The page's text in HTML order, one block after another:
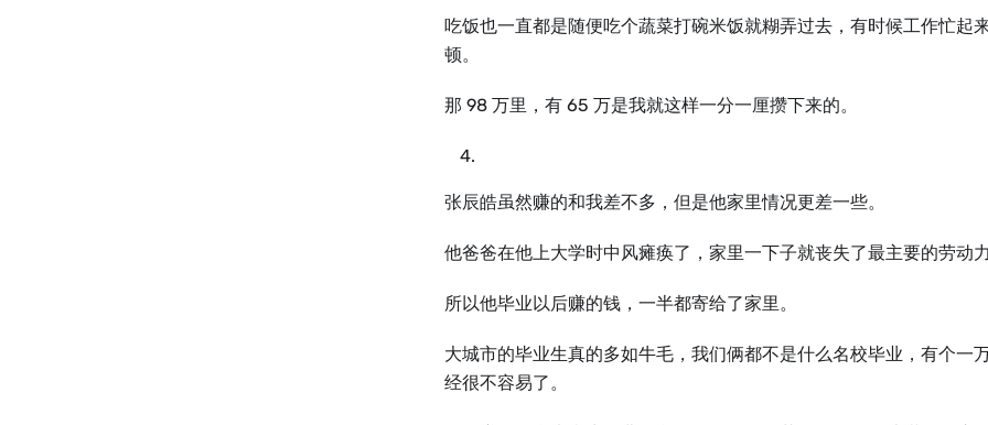
吃饭也⼀直都是随便吃个蔬菜打碗米饭就糊弄过去，有时候工作忙起
顿。
那 98 万里，有 65 万是我就这样⼀分⼀厘攒下来的。
张辰皓虽然赚的和我差不多，但是他家里情况更差⼀些。
他爸爸在他上⼤学时中风瘫痪了，家里⼀下子就丧失了最主要的劳动力
所以他毕业以后赚的钱，⼀半都寄给了家里。
⼤城市的毕业⽣真的多如牛毛，我们俩都不是什么名校毕业，有个⼀
经很不容易了。